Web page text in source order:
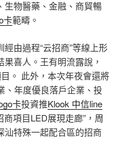
生物醫藥、金融、商貿暢
卡範疇。
由過程“云招商”等線上形
喜人。王有明流露說，
。 此外，本次年夜會還將
、年度優良落戶企業、投
卡投資推Klook 中信line
項目LED展現走廊”，周
汕特殊一起配合區的招商